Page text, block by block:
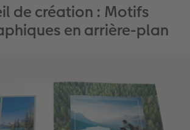
de création : Motifs
en arrière-plan